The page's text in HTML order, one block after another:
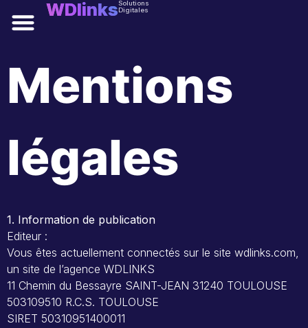
WDlinksSolutions
Digitales
Mentions
légales
1. Information de publication
Editeur :
Vous êtes actuellement connectés sur le site wdlinks.com,
un site de l’agence WDLINKS
11 Chemin du Bessayre SAINT-JEAN 31240 TOULOUSE
503109510 R.C.S. TOULOUSE
SIRET 50310951400011